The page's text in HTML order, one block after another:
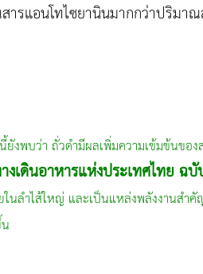
ารแอนโทไซยานินมากกว่าปริมา
งพบว่า ถั่วดำมีผลเพิ่มความเข้มข้นขอ
งเดินอาหารแห่งประเทศไทย ฉ
ในลำไส้ใหญ่ และเป็นแหล่งพลังงานสำ